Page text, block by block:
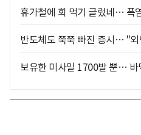
휴가철에 회 먹기 글렀네… 폭
반도체도 쭉쭉 빠진 증시… "
보유한 미사일 1700발 뿐… 바